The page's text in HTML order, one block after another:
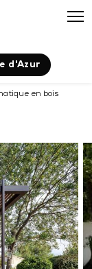
d'Azur
en bois